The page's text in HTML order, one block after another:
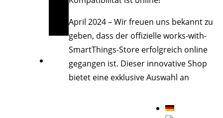
April 2024 – Wir freuen uns bekannt zu
geben, dass der offizielle works-with-
SmartThings-Store erfolgreich online
gegangen ist. Dieser innovative Shop
bietet eine exklusive Auswahl an